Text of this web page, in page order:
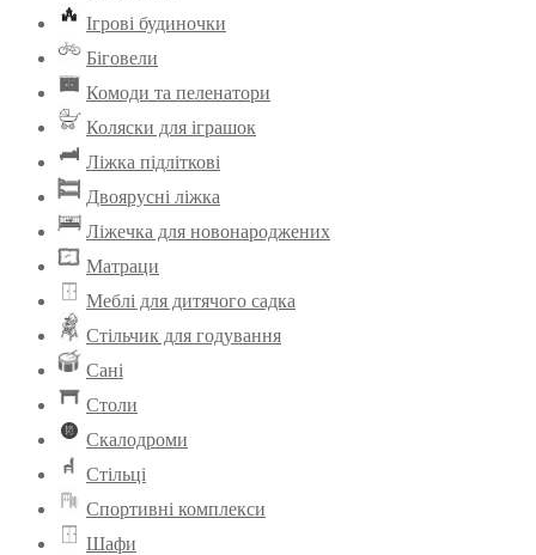
Ігрові будиночки
Біговели
Комоди та пеленатори
Коляски для іграшок
Ліжка підліткові
Двоярусні ліжка
Ліжечка для новонароджених
Матраци
Меблі для дитячого садка
Стільчик для годування
Сані
Столи
Скалодроми
Стільці
Спортивні комплекси
Шафи